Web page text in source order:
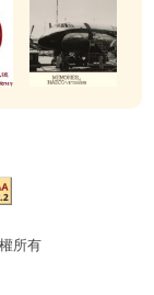
所有